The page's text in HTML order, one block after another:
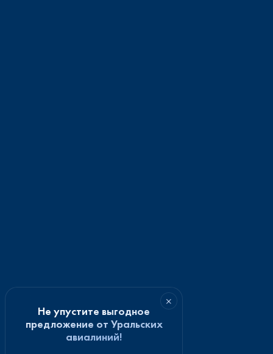
×
Не упустите выгодное
предложение от Уральских
авиалиний!